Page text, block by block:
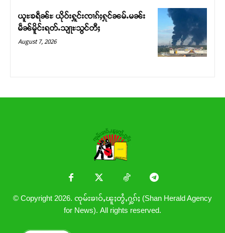
ယူႊၶရဵၼ်ႊ ယိုဝ်းႁူင်းၸၢၵ်ႈႁုင်ၼမ်ႉမၼ်း
မဵၼ်မိူင်းရတ်ႉသျႃႊသွင်တီႈ
August 7, 2026
© Copyright 2026. ၸုမ်းၶၢဝ်ႇၽူႈတွႆႇႁွၵ်ႈ (Shan Herald Agency
for News). All rights reserved.